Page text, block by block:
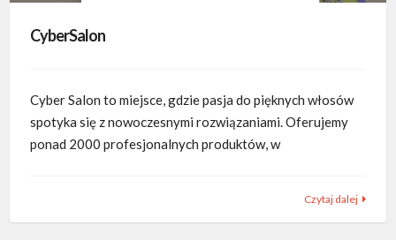
CyberSalon
Cyber Salon to miejsce, gdzie pasja do pięknych włosów
spotyka się z nowoczesnymi rozwiązaniami. Oferujemy
ponad 2000 profesjonalnych produktów, w
Czytaj dalej